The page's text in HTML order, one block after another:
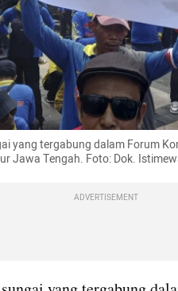
yang tergabung dalam Forum
Jawa Tengah. Foto: Dok.
ADVERTISEMENT